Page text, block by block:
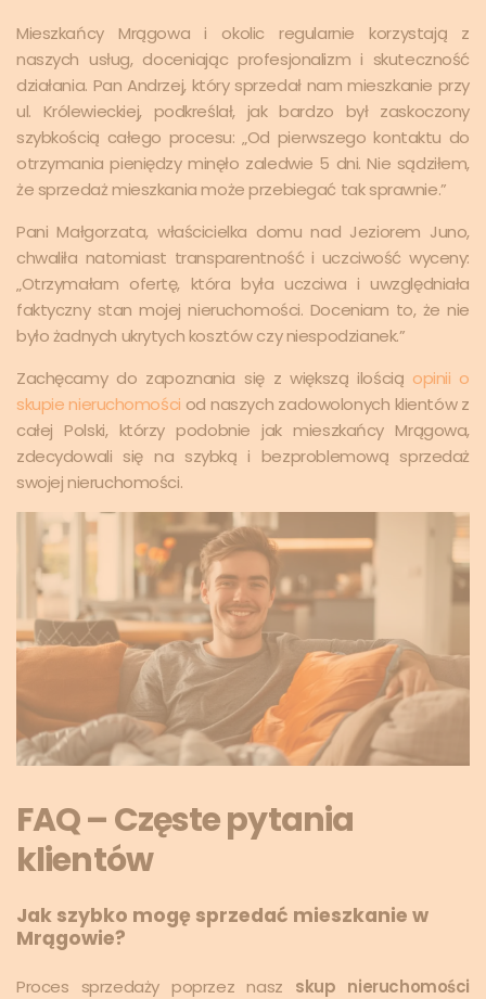
Mieszkańcy Mrągowa i okolic regularnie korzystają z
naszych usług, doceniając profesjonalizm i skuteczność
działania. Pan Andrzej, który sprzedał nam mieszkanie przy
ul. Królewieckiej, podkreślał, jak bardzo był zaskoczony
szybkością całego procesu: „Od pierwszego kontaktu do
otrzymania pieniędzy minęło zaledwie 5 dni. Nie sądziłem,
że sprzedaż mieszkania może przebiegać tak sprawnie.”
Pani Małgorzata, właścicielka domu nad Jeziorem Juno,
chwaliła natomiast transparentność i uczciwość wyceny:
„Otrzymałam ofertę, która była uczciwa i uwzględniała
faktyczny stan mojej nieruchomości. Doceniam to, że nie
było żadnych ukrytych kosztów czy niespodzianek.”
Zachęcamy do zapoznania się z większą ilością opinii o
skupie nieruchomości od naszych zadowolonych klientów z
całej Polski, którzy podobnie jak mieszkańcy Mrągowa,
zdecydowali się na szybką i bezproblemową sprzedaż
swojej nieruchomości.
FAQ – Częste pytania
klientów
Jak szybko mogę sprzedać mieszkanie w
Mrągowie?
Proces sprzedaży poprzez nasz skup nieruchomości